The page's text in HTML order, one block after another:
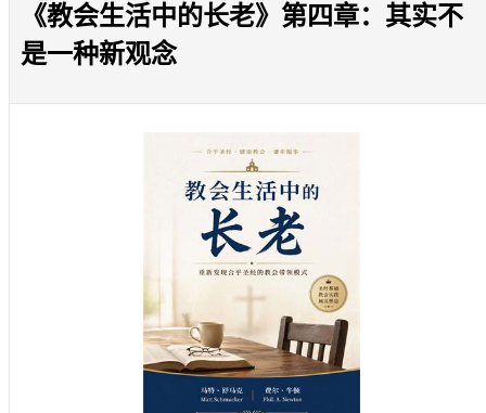
《教会生活中的长老》第四章：其实不
是一种新观念